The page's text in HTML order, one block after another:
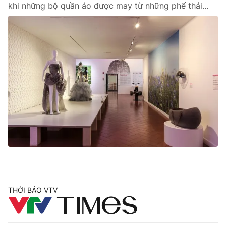
khi những bộ quần áo được may từ những phế thải...
THỜI BÁO VTV